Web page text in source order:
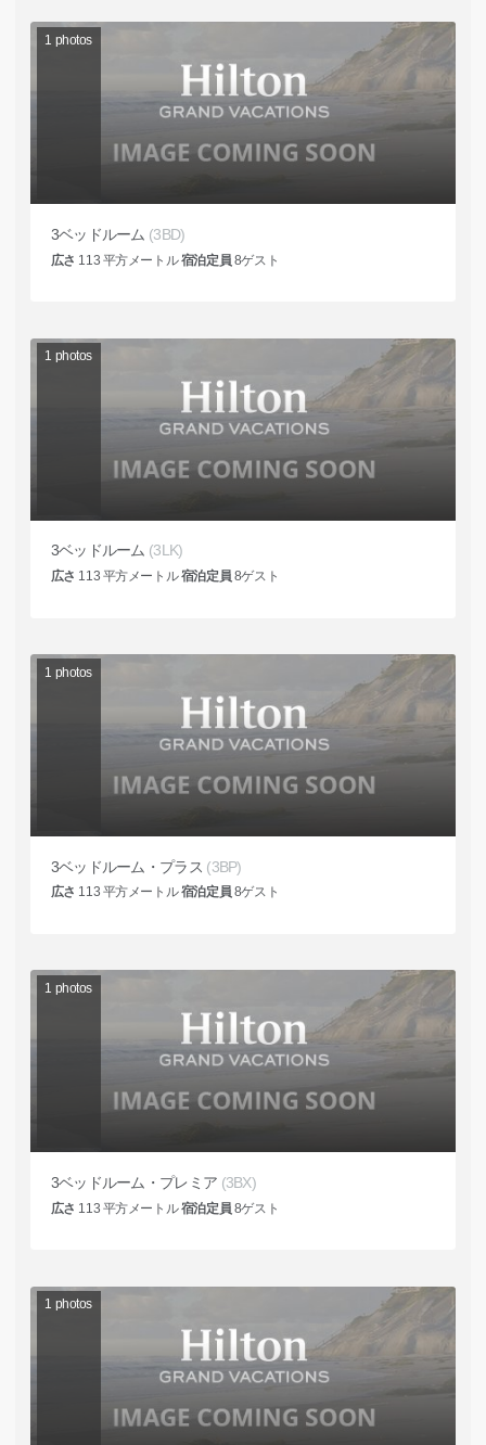
1 photos
3ベッドルーム (3BD)
広さ 113 平方メートル宿泊定員 8ゲスト
1 photos
3ベッドルーム (3LK)
広さ 113 平方メートル宿泊定員 8ゲスト
1 photos
3ベッドルーム・プラス (3BP)
広さ 113 平方メートル宿泊定員 8ゲスト
1 photos
3ベッドルーム・プレミア (3BX)
広さ 113 平方メートル宿泊定員 8ゲスト
1 photos